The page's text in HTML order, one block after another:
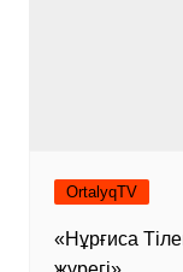
OrtalyqTV
«Нұрғиса